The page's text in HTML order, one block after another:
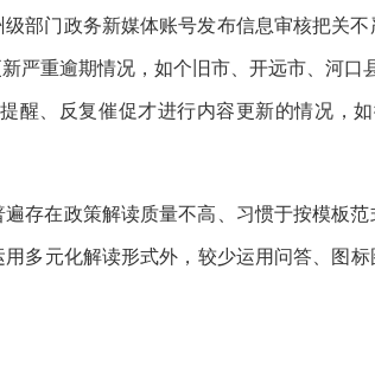
部门政务新媒体账号发布信息审核把关
严重逾期情况，如个旧市、开远市、河口
醒、反复催促才进行内容更新的情况，
存在政策解读质量不高、习惯于按模板
多元化解读形式外，较少运用问答、图